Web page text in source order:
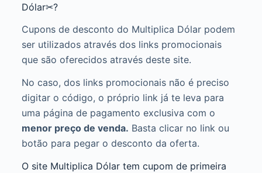
Dólar✂?
Cupons de desconto do Multiplica Dólar podem
ser utilizados através dos links promocionais
que são oferecidos através deste site.
No caso, dos links promocionais não é preciso
digitar o código, o próprio link já te leva para
uma página de pagamento exclusiva com o
menor preço de venda. Basta clicar no link ou
botão para pegar o desconto da oferta.
O site Multiplica Dólar tem cupom de primeira